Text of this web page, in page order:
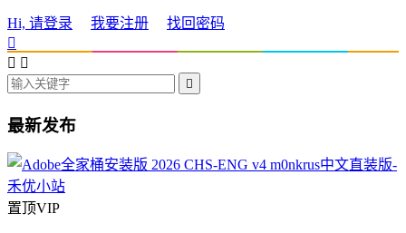
Hi, 请登录 我要注册
找回密码

 

最新发布
置顶VIP